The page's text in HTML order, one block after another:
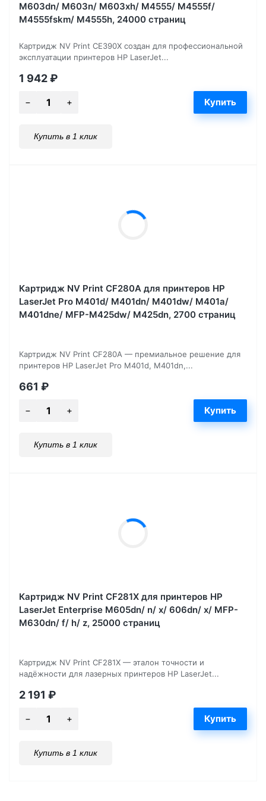
M603dn/ M603n/ M603xh/ M4555/ M4555f/
M4555fskm/ M4555h, 24000 страниц
Картридж NV Print CE390X создан для профессиональной
эксплуатации принтеров HP LaserJet...
1 942₽
Купить в 1 клик
Картридж NV Print CF280A для принтеров HP
LaserJet Pro M401d/ M401dn/ M401dw/ M401a/
M401dne/ MFP-M425dw/ M425dn, 2700 страниц
Картридж NV Print CF280A — премиальное решение для
принтеров HP LaserJet Pro M401d, M401dn,...
661 ₽
Купить в 1 клик
Картридж NV Print CF281X для принтеров HP
LaserJet Enterprise M605dn/ n/ x/ 606dn/ x/ MFP-
M630dn/ f/ h/ z, 25000 страниц
Картридж NV Print CF281X — эталон точности и
надёжности для лазерных принтеров HP LaserJet...
2 191 ₽
Купить в 1 клик